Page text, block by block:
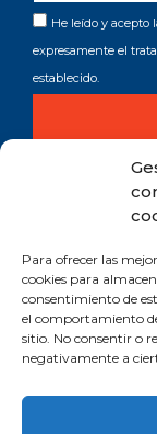
Para ofrecer las
cookies para
consentimiento de
el comportamiento
sitio. No consentir o
negativamente a
He leído y acepto
expresamente el
establecido.
Comprometida con los
huella de CO2 emitida